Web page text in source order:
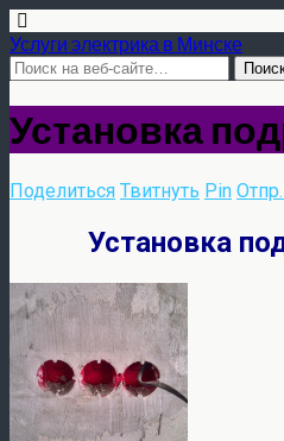
Услуги электрика в Минске
Установка
Поделиться Твитнуть Pin
Установка